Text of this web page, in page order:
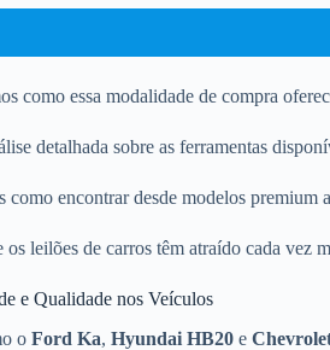
como essa modalidade de compra
detalhada sobre as ferramentas
como encontrar desde modelos premium
leilões de carros têm atraído cada vez
e Qualidade nos Veículos
o Ford Ka, Hyundai HB20 e